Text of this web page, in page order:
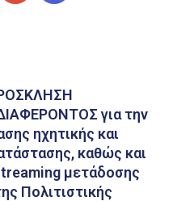
για την
ηχητικής και
καθώς και
μετάδοσης
Πολιτιστικής